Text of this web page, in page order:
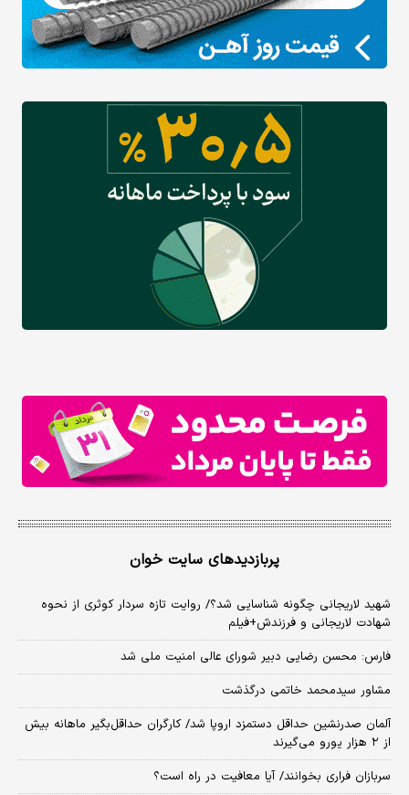
پربازدیدهای سایت خوان
شهید لاریجانی چگونه شناسایی شد؟/ روایت تازه سردار کوثری از نحوه
شهادت لاریجانی و فرزندش+فیلم
فارس: محسن رضایی دبیر شورای عالی امنیت ملی شد
مشاور سیدمحمد خاتمی درگذشت
آلمان صدرنشین حداقل دستمزد اروپا شد/ کارگران حداقل‌بگیر ماهانه بیش
از ۲ هزار یورو می‌گیرند
سربازان فراری بخوانند/ آیا معافیت در راه است؟